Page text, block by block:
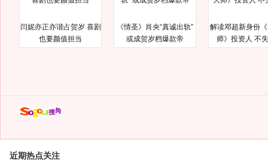
闫妮亦正亦谐占贺岁 喜剧
也要颜值担当
《情圣》肖央“真诚出轨”
或成贺岁档爆款帝
解读邓超新身份
师》投资人 不
近期热点关注